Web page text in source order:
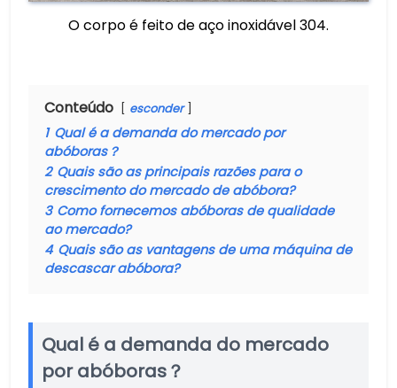
O corpo é feito de aço inoxidável 304.
Conteúdo esconder
1 Qual é a demanda do mercado por
abóboras？
2 Quais são as principais razões para o
crescimento do mercado de abóbora?
3 Como fornecemos abóboras de qualidade
ao mercado?
4 Quais são as vantagens de uma máquina de
descascar abóbora?
Qual é a demanda do mercado
por abóboras？